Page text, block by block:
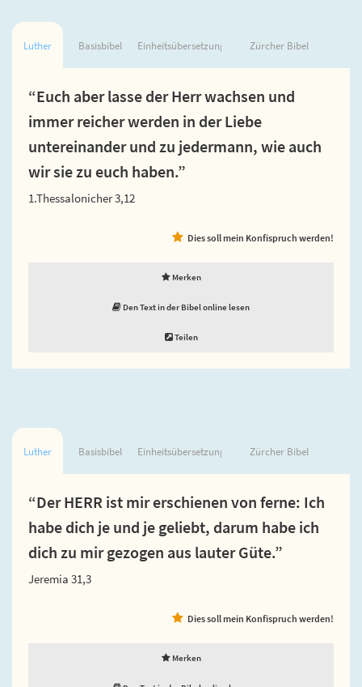
Luther Basisbibel Einheitsübersetzung Zürcher Bibel
“Euch aber lasse der Herr wachsen und
immer reicher werden in der Liebe
untereinander und zu jedermann, wie auch
wir sie zu euch haben.”
1.Thessalonicher 3,12
Dies soll mein Konfispruch werden!
Merken
Den Text in der Bibel online lesen
Teilen
Luther Basisbibel Einheitsübersetzung Zürcher Bibel
“Der HERR ist mir erschienen von ferne: Ich
habe dich je und je geliebt, darum habe ich
dich zu mir gezogen aus lauter Güte.”
Jeremia 31,3
Dies soll mein Konfispruch werden!
Merken